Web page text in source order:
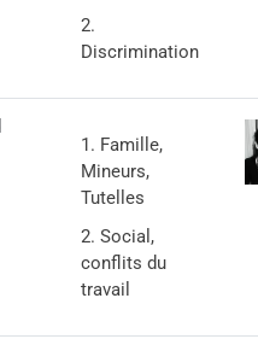
Discrimination
Famille,
Mineurs,
Tutelles
Social,
conflits du
travail